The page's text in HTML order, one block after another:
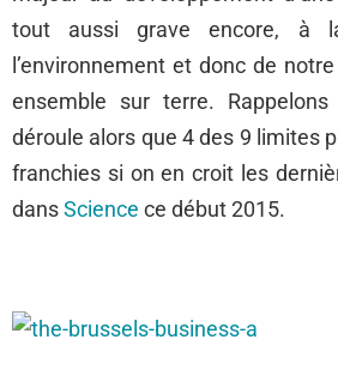
tout aussi grave encore, à
l’environnement et donc de
ensemble sur terre.
déroule alors que 4 des 9 limites
franchies si on en croit les
dansScience ce début 2015.